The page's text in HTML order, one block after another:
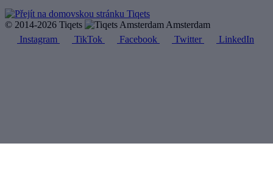
© 2014-2026 Tiqets
Amsterdam
Instagram
TikTok Facebook Twitter LinkedIn